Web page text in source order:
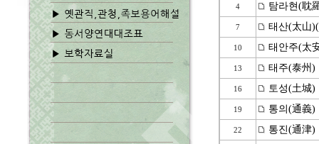
4 탐라현(耽
7 태산(太山
10 태안주(太
13 태주(泰州)
16 토성(土城)
19 통의(通義)
22 통진(通津)